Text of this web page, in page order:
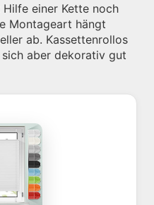
einer Kette noch
Montageart hängt
ab. Kassettenrollos
aber dekorativ gut